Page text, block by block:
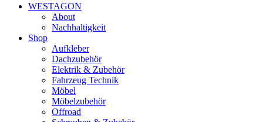
WESTAGON
About
Nachhaltigkeit
Shop
Aufkleber
Dachzubehör
Elektrik & Zubehör
Fahrzeug Technik
Möbel
Möbelzubehör
Offroad